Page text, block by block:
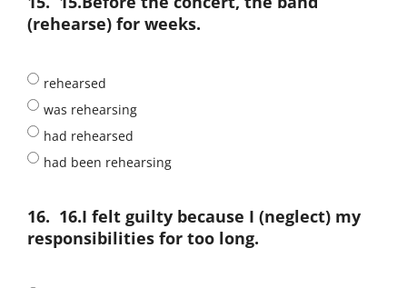
(rehearse) for weeks.
rehearsed
was rehearsing
had rehearsed
had been rehearsing
16. 16.I felt guilty because I (neglect) my
responsibilities for too long.